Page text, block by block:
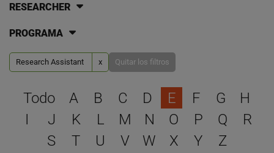
RESEARCHER
PROGRAMA
Research Assistant x Quitar los filtros
Selecciona una letra
Todo A B C D E F G
H
I
J K L M N O P Q
R
S
T U V W X Y Z